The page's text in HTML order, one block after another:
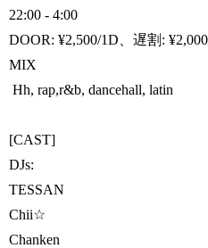
22:00 - 4:00
DOOR: ¥2,500/1D、遅割:
MIX
Hh, rap,r&b, dancehall, latin
[CAST]
DJs:
TESSAN
Chii☆
Chanken